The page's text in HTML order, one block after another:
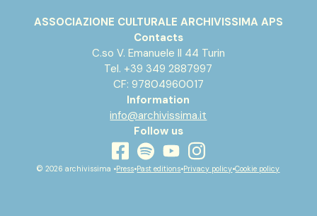
ASSOCIAZIONE CULTURALE ARCHIVISSIMA APS
Contacts
C.so V. Emanuele II 44 Turin
Tel. +39 349 2887997
CF: 97804960017
Information
info@archivissima.it
Follow us
facebook
spotifyyoutubeinstagram
© 2026 archivissima •Press•Past editions•Privacy policy•Cookie policy